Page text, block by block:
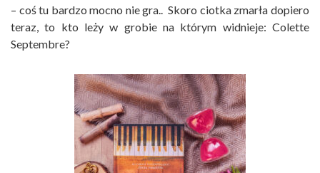
– coś tu bardzo mocno nie gra.. Skoro ciotka zmarła dopiero
teraz, to kto leży w grobie na którym widnieje: Colette
Septembre?